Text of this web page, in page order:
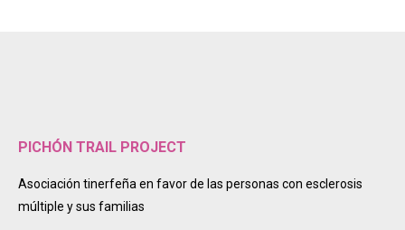
PICHÓN TRAIL PROJECT
Asociación tinerfeña en favor de las personas con esclerosis
múltiple y sus familias